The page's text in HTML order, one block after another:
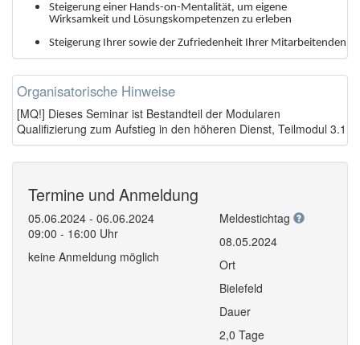
Steigerung einer Hands-on-Mentalität, um eigene
Wirksamkeit und Lösungskompetenzen zu erleben
Steigerung Ihrer sowie der Zufriedenheit Ihrer Mitarbeitenden
Organisatorische Hinweise
[MQ!] Dieses Seminar ist Bestandteil der Modularen
Qualifizierung zum Aufstieg in den höheren Dienst, Teilmodul 3.1
Termine und Anmeldung
05.06.2024 - 06.06.2024
09:00 - 16:00 Uhr
keine Anmeldung möglich
Meldestichtag
08.05.2024
Ort
Bielefeld
Dauer
2,0 Tage